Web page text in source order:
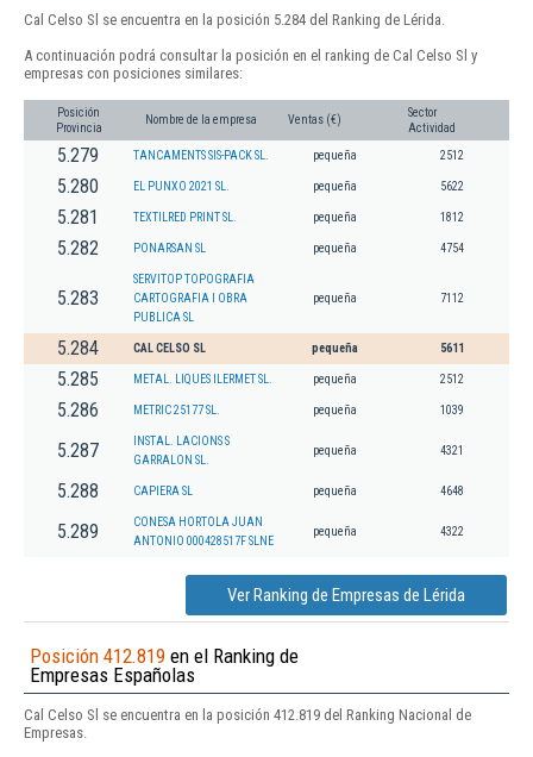
Cal Celso Sl se encuentra en la posición 5.284 del Ranking de Lérida.
A continuación podrá consultar la posición en el ranking de Cal Celso Sl y
empresas con posiciones similares:
Posición
Provincia
Nombre de la empresa Ventas (€)
Sector
Actividad
5.279 TANCAMENTS SIS-PACK SL. pequeña 2512
5.280 EL PUNXO 2021 SL. pequeña 5622
5.281 TEXTILRED PRINT SL. pequeña 1812
5.282 PONARSAN SL pequeña 4754
5.283
SERVITOP TOPOGRAFIA
CARTOGRAFIA I OBRA
PUBLICA SL
pequeña 7112
5.284 CAL CELSO SL pequeña 5611
5.285 METAL. LIQUES ILERMET SL. pequeña 2512
5.286 METRIC 25177 SL. pequeña 1039
5.287
INSTAL. LACIONS S
GARRALON SL.
pequeña 4321
5.288 CAPIERA SL pequeña 4648
5.289
CONESA HORTOLA JUAN
ANTONIO 000428517F SLNE
pequeña 4322
Ver Ranking de Empresas de Lérida
Posición 412.819 en el Ranking de
Empresas Españolas
Cal Celso Sl se encuentra en la posición 412.819 del Ranking Nacional de
Empresas.